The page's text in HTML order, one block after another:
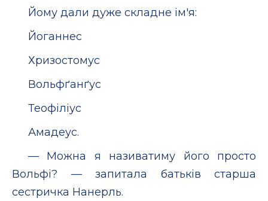
Йому дали дуже складне ім'я:
Йоганнес
Хризостомус
Вольфґанґус
Теофіліус
Амадеус.
— Можна я називатиму його просто
Вольфі? — запитала батьків старша
сестричка Нанерль.